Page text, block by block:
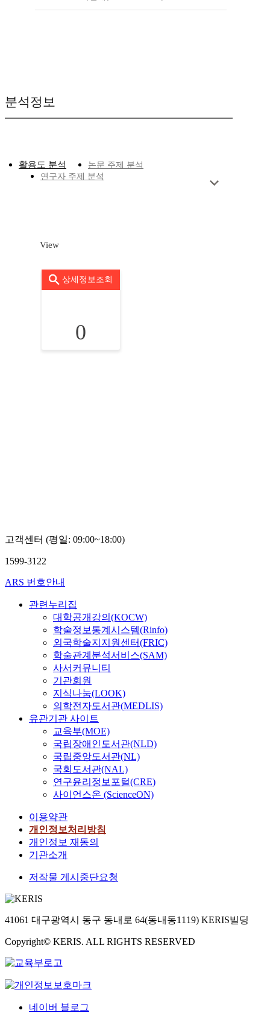
분석정보
활용도 분석
논문 주제 분석
연구자 주제 분석
View
상세정보조회
0
고객센터 (평일: 09:00~18:00)
1599-3122
ARS 번호안내
관련누리집
대학공개강의(KOCW)
학술정보통계시스템(Rinfo)
외국학술지지원센터(FRIC)
학술관계분석서비스(SAM)
사서커뮤니티
기관회원
지식나눔(LOOK)
의학전자도서관(MEDLIS)
유관기관 사이트
교육부(MOE)
국립장애인도서관(NLD)
국립중앙도서관(NL)
국회도서관(NAL)
연구윤리정보포털(CRE)
사이언스온 (ScienceON)
이용약관
개인정보처리방침
개인정보 재동의
기관소개
저작물 게시중단요청
41061 대구광역시 동구 동내로 64(동내동1119) KERIS빌딩
Copyright© KERIS. ALL RIGHTS RESERVED
네이버 블로그